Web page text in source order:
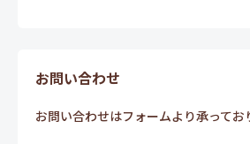
お問い合わせ
お問い合わせはフォームより承ってお